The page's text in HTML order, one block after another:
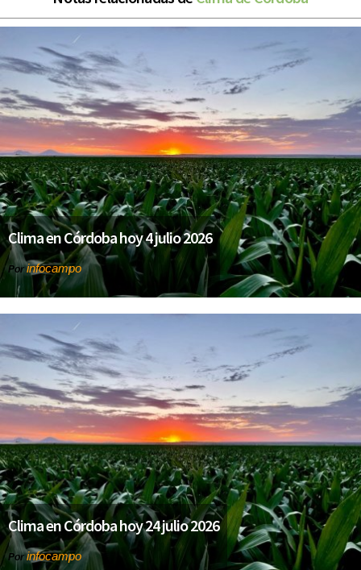
Clima en Córdoba hoy 4 julio 2026
Por infocampo
Clima en Córdoba hoy 24 julio 2026
Porinfocampo